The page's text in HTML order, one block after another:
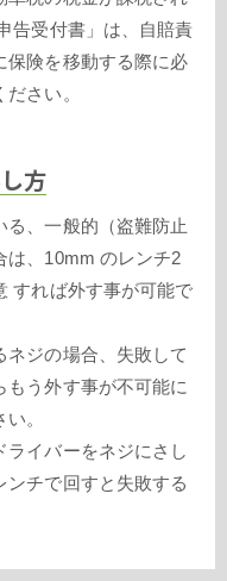
告受付書」は、自賠責
保険を移動する際に必
さい。
方
、一般的（盗難防止
は、10mm のレンチ2
すれば外す事が可能で
ネジの場合、失敗して
もう外す事が不可能に
。
イバーをネジにさし
チで回すと失敗する